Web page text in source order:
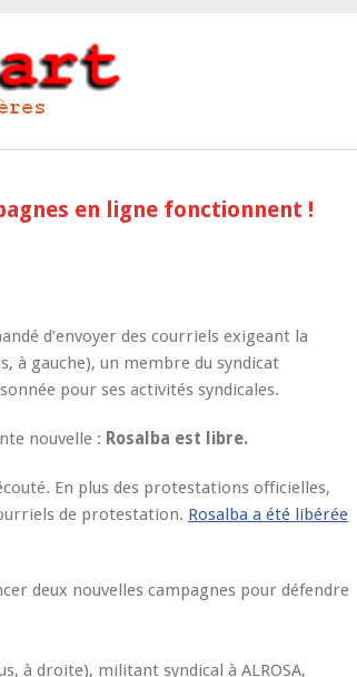
en ligne fonctionnent !
d’envoyer des courriels exigeant la
à gauche), un membre du syndicat
pour ses activités syndicales.
nouvelle : Rosalba est libre.
En plus des protestations officielles,
de protestation. Rosalba a été libérée
deux nouvelles campagnes pour défendre
à droite), militant syndical à ALROSA,